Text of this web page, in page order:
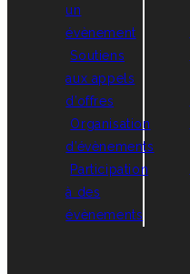
un
évènement
Soutiens
aux appels
d’offres
Organisation
d’évènements
Participation
à des
évènements